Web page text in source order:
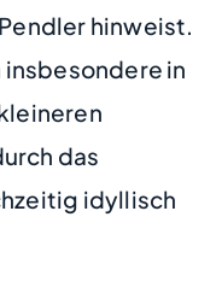
hinweist.
in
das
idyllisch